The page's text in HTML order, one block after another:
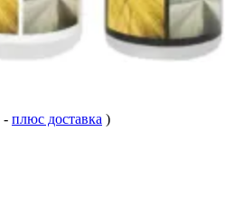
- плюс доставка )